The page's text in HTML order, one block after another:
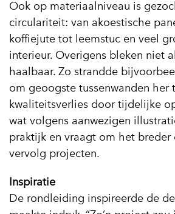
Ook op materiaalniveau is
circulariteit: van akoestische
koffiejute tot leemstuc en veel
interieur. Overigens bleken niet
haalbaar. Zo strandde
om geoogste tussenwanden her
kwaliteitsverlies door tijdelijke
wat volgens aanwezigen
praktijk en vraagt om het breder
vervolg projecten.
Inspiratie
De rondleiding inspireerde de